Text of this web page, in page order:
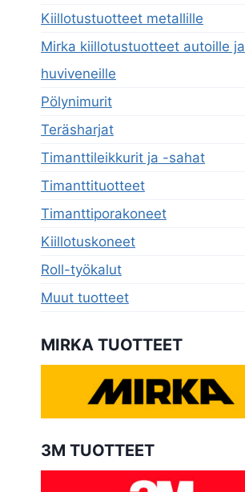
Kiillotustuotteet metallille
Mirka kiillotustuotteet autoille ja
huviveneille
Pölynimurit
Teräsharjat
Timanttileikkurit ja -sahat
Timanttituotteet
Timanttiporakoneet
Kiillotuskoneet
Roll-työkalut
Muut tuotteet
MIRKA TUOTTEET
3M TUOTTEET